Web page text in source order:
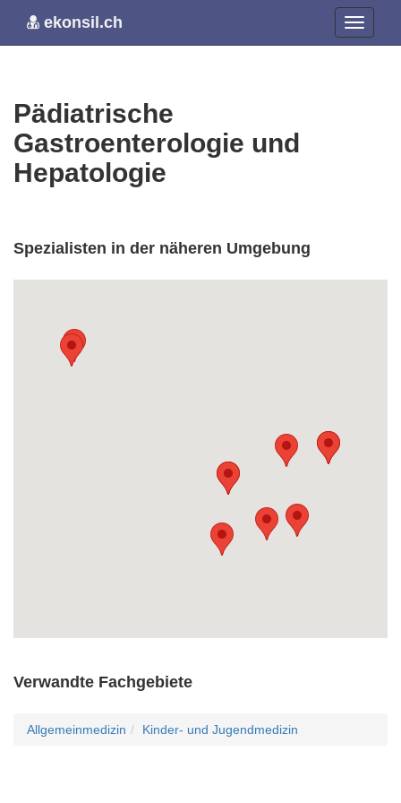
ekonsil.ch
Pädiatrische
Gastroenterologie und
Hepatologie
Spezialisten in der näheren Umgebung
Verwandte Fachgebiete
Allgemeinmedizin Kinder- und Jugendmedizin